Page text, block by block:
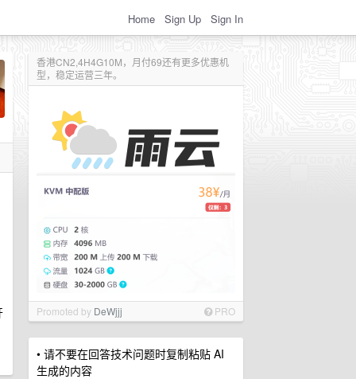
Home Sign Up Sign In
香港CN2,4H4G10M，月付69还有更多优惠机
型，稳定运营三年。
Promoted by DeWjjj PRO
• 请不要在回答技术问题时复制粘贴 AI
生成的内容